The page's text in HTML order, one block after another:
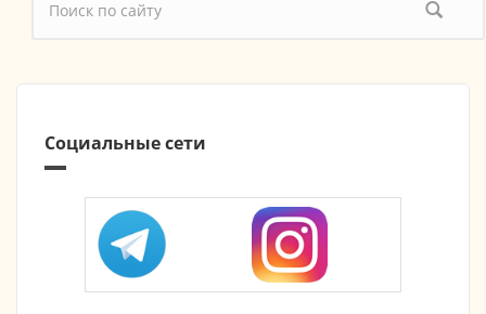
Форма поиска
Социальные сети